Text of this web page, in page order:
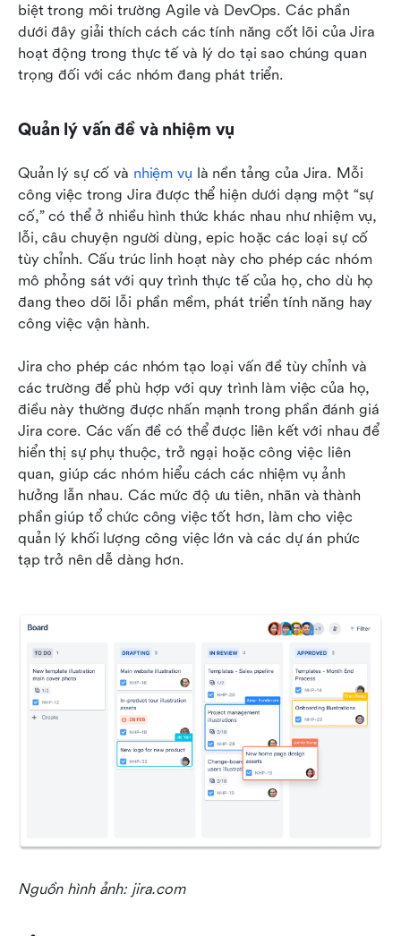
biệt trong môi trường Agile và DevOps. Các phần
dưới đây giải thích cách các tính năng cốt lõi của Jira
hoạt động trong thực tế và lý do tại sao chúng quan
trọng đối với các nhóm đang phát triển.
Quản lý vấn đề và nhiệm vụ
Quản lý sự cố và nhiệm vụ là nền tảng của Jira. Mỗi
công việc trong Jira được thể hiện dưới dạng một “sự
cố,” có thể ở nhiều hình thức khác nhau như nhiệm vụ,
lỗi, câu chuyện người dùng, epic hoặc các loại sự cố
tùy chỉnh. Cấu trúc linh hoạt này cho phép các nhóm
mô phỏng sát với quy trình thực tế của họ, cho dù họ
đang theo dõi lỗi phần mềm, phát triển tính năng hay
công việc vận hành.
Jira cho phép các nhóm tạo loại vấn đề tùy chỉnh và
các trường để phù hợp với quy trình làm việc của họ,
điều này thường được nhấn mạnh trong phần đánh giá
Jira core. Các vấn đề có thể được liên kết với nhau để
hiển thị sự phụ thuộc, trở ngại hoặc công việc liên
quan, giúp các nhóm hiểu cách các nhiệm vụ ảnh
hưởng lẫn nhau. Các mức độ ưu tiên, nhãn và thành
phần giúp tổ chức công việc tốt hơn, làm cho việc
quản lý khối lượng công việc lớn và các dự án phức
tạp trở nên dễ dàng hơn.
Nguồn hình ảnh: jira.com